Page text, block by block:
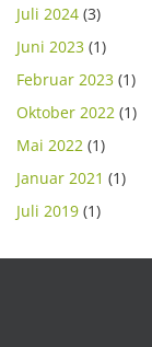
Juli 2024 (3)
Juni 2023 (1)
Februar 2023 (1)
Oktober 2022 (1)
Mai 2022 (1)
Januar 2021 (1)
Juli 2019 (1)